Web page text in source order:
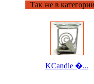
Так же в категории
KCandle �...